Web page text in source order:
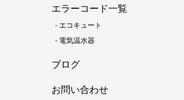
エラーコード一覧
-エコキュート
- 電気温水器
ブログ
お問い合わせ